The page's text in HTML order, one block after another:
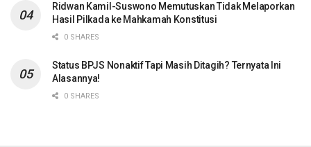
Ridwan Kamil-Suswono Memutuskan Tidak Melaporkan
Hasil Pilkada ke Mahkamah Konstitusi
0 SHARES
Status BPJS Nonaktif Tapi Masih Ditagih? Ternyata Ini
Alasannya!
0 SHARES